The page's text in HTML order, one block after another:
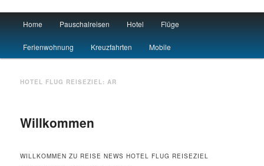
Urlaub
Skip to primary content
Skip to secondary content
Home Pauschalreisen Hotel Flüge
Ferienwohnung Kreuzfahrten Mobile
HOTEL FLUG REISEZIEL:AR
Willkommen
WILLKOMMEN ZU REISE NEWS HOTEL FLUG REISEZIEL